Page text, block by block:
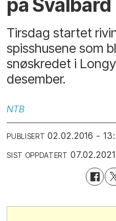
på Svalbard
Tirsdag startet
spisshusene som
snøskredet i
desember.
NTB
PUBLISERT 02.02.2016 -
SIST OPPDATERT